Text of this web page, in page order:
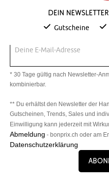
Dein
Gutscheine
Deine E-Mail-Adresse
* 30 Tage gültig nach Newsletter-
kombinierbar.
** Du erhältst den Newsletter der
Gutscheinen, Trends, Sales und
Einwilligung kann jederzeit mit
Abmeldung - bonprix.ch oder am
Datenschutzerklärung